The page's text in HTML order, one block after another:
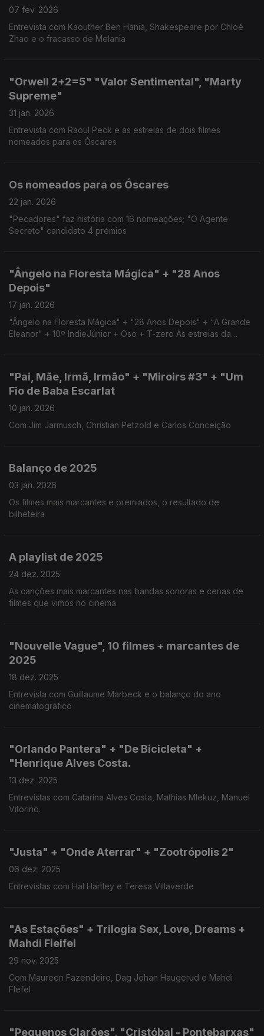
07 fev. 2026
Entrevista com Kaouther Ben Hania, Shakespeare por Chloé
Zhao e o fracasso de Melania
"Orwell 2+2=5" "Valor Sentimental", "Marty
Supreme"
31 jan. 2026
Entrevista com Raoul Peck e as estreias de dois filmes
nomeados para os Óscares
Os nomeados para os Óscares
22 jan. 2026
"Pecadores" faz história com 16 nomeações; "O Agente
Secreto" candidato 4 prémios
"Ângelo na Floresta Mágica" + "28 Anos
Depois"
17 jan. 2026
"Ângelo na Floresta Mágica" + "28 Anos Depois" + "A Grande
Eleanor" + 10º IndieJúnior + Oso + T-zero As estreias da
"Pai, Mãe, Irmã, Irmão" + "Miroirs #3" + "Um
Fio de Baba Escarlat
10 jan. 2026
Com Jim Jarmusch, Christian Petzold e Carlos Conceição
Balanço de 2025
03 jan. 2026
Os filmes mais marcantes e premiados, o resultado de
bilheteira
A playlist de 2025
24 dez. 2025
As canções mais marcantes nas bandas sonoras e cenas de
filmes que vimos no cinema
"Nouvelle Vague", 10 filmes + marcantes de
2025
18 dez. 2025
Entrevista com Guillaume Marbeck e o balanço do ano
cinematográfico
"Orlando Pantera" + "De Bicicleta" +
"Henrique Alves Costa.
13 dez. 2025
Entrevistas com Catarina Alves Costa, Mathias Mlekuz, Manuel
Vitorino.
"Justa" + "Onde Aterrar" + "Zootrópolis 2"
06 dez. 2025
Entrevistas com Hal Hartley e Teresa Villaverde
"As Estações" + Trilogia Sex, Love, Dreams +
Mahdi Fleifel
29 nov. 2025
Com Maureen Fazendeiro, Dag Johan Haugerud e Mahdi
Flefel
"Pequenos Clarões", "Cristóbal - Pontebarxas"